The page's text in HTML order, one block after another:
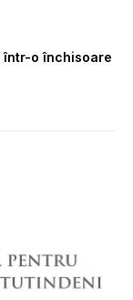
într-o închisoare